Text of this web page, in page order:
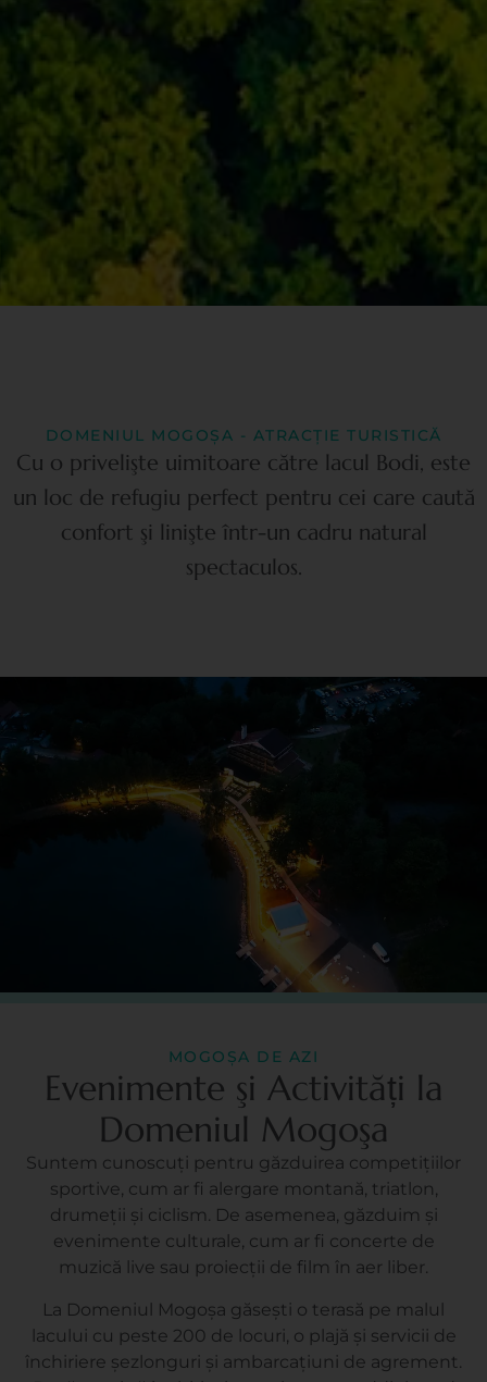
DOMENIUL MOGOȘA - ATRACȚIE TURISTICĂ
Cu o privelişte uimitoare către lacul Bodi, este
un loc de refugiu perfect pentru cei care caută
confort şi linişte într-un cadru natural
spectaculos.
MOGOȘA DE AZI
Evenimente şi Activități la
Domeniul Mogoşa
Suntem cunoscuți pentru găzduirea competițiilor
sportive, cum ar fi alergare montană, triatlon,
drumeții și ciclism. De asemenea, găzduim și
evenimente culturale, cum ar fi concerte de
muzică live sau proiecții de film în aer liber.
La Domeniul Mogoșa găsești o terasă pe malul
lacului cu peste 200 de locuri, o plajă și servicii de
închiriere șezlonguri și ambarcațiuni de agrement.